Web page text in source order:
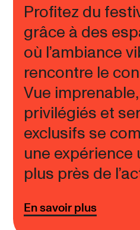
Profitez du
grâce à des
où l’ambiance
rencontre le
Vue
privilégiés et
exclusifs se
une expérience
plus près de
En savoir plus